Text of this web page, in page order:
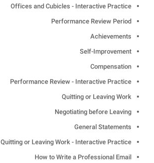
Offices and Cubicles - Interactive Practice
Performance Review Period
Achievements
Self-Improvement
Compensation
Performance Review - Interactive Practice
Quitting or Leaving Work
Negotiating before Leaving
General Statements
Quitting or Leaving Work - Interactive Practice
How to Write a Professional Email